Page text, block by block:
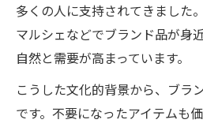
多くの人に支持されてきました
マルシェなどでブランド品が身
自然と需要が高まっています。
こうした文化的背景から、ブラ
です。不要になったアイテムも